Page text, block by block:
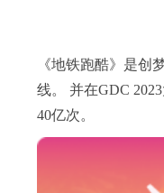
《地铁跑酷》是创
线。 并在GDC
40亿次。